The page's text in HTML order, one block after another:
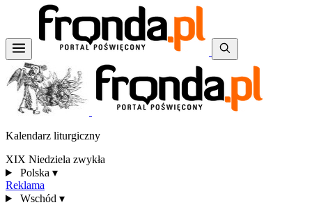
Kalendarz liturgiczny
XIX Niedziela zwykła
Polska ▾
Reklama
Wschód ▾